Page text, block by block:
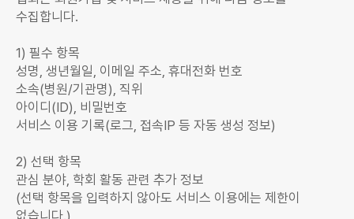
수집합니다.
1) 필수 항목
성명, 생년월일, 이메일 주소, 휴대전화 번호
소속(병원/기관명), 직위
아이디(ID), 비밀번호
서비스 이용 기록(로그, 접속IP 등 자동 생성 정보)
2) 선택 항목
관심 분야, 학회 활동 관련 추가 정보
(선택 항목을 입력하지 않아도 서비스 이용에는 제한이
없습니다.)